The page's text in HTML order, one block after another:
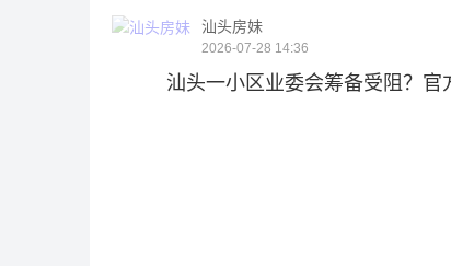
汕头房妹
2026-07-28 14:36
汕头一小区业委会筹备受阻？官